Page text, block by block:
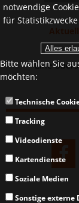
Eine Übersicht
notwendige
für
Bitte wählen Sie
möchten:
Technische
Tracking
Videodienste
Kartendienste
Soziale Medien
Sonstige externe